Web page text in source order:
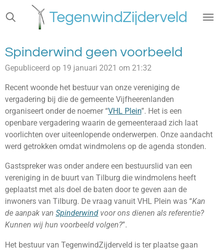
Ga
direct
de
hoofdinhoud
TegenwindZijderveld
Spinderwind geen voorbeeld
Gepubliceerd op 19 januari 2021 om 21:32
Recent woonde het bestuur van onze vereniging de
vergadering bij die de gemeente Vijfheerenlanden
organiseert onder de noemer “VHL Plein”. Het is een
openbare vergadering waarin de gemeenteraad zich laat
voorlichten over uiteenlopende onderwerpen. Onze aandacht
werd getrokken omdat windmolens op de agenda stonden.
Gastspreker was onder andere een bestuurslid van een
vereniging in de buurt van Tilburg die windmolens heeft
geplaatst met als doel de baten door te geven aan de
inwoners van Tilburg. De vraag vanuit VHL Plein was “Kan
de aanpak van Spinderwind voor ons dienen als referentie?
Kunnen wij hun voorbeeld volgen?”.
Het bestuur van TegenwindZijderveld is ter plaatse gaan